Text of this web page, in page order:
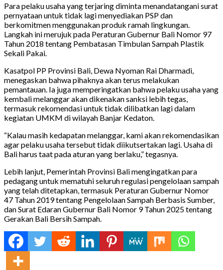
Para pelaku usaha yang terjaring diminta menandatangani surat
pernyataan untuk tidak lagi menyediakan PSP dan
berkomitmen menggunakan produk ramah lingkungan.
Langkah ini merujuk pada Peraturan Gubernur Bali Nomor 97
Tahun 2018 tentang Pembatasan Timbulan Sampah Plastik
Sekali Pakai.
Kasatpol PP Provinsi Bali, Dewa Nyoman Rai Dharmadi,
menegaskan bahwa pihaknya akan terus melakukan
pemantauan. Ia juga memperingatkan bahwa pelaku usaha yang
kembali melanggar akan dikenakan sanksi lebih tegas,
termasuk rekomendasi untuk tidak dilibatkan lagi dalam
kegiatan UMKM di wilayah Banjar Kedaton.
“Kalau masih kedapatan melanggar, kami akan rekomendasikan
agar pelaku usaha tersebut tidak diikutsertakan lagi. Usaha di
Bali harus taat pada aturan yang berlaku,” tegasnya.
Lebih lanjut, Pemerintah Provinsi Bali mengingatkan para
pedagang untuk mematuhi seluruh regulasi pengelolaan sampah
yang telah ditetapkan, termasuk Peraturan Gubernur Nomor
47 Tahun 2019 tentang Pengelolaan Sampah Berbasis Sumber,
dan Surat Edaran Gubernur Bali Nomor 9 Tahun 2025 tentang
Gerakan Bali Bersih Sampah.